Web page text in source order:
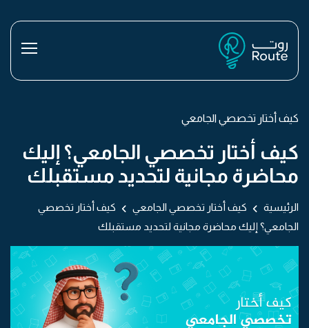
كيف أختار تخصصي الجامعي
كيف أختار تخصصي الجامعي؟ إليك
محاضرة مجانية لتحديد مستقبلك
الرئيسية كيف أختار تخصصي الجامعي
كيف أختار تخصصي
الجامعي؟ إليك محاضرة مجانية لتحديد مستقبلك